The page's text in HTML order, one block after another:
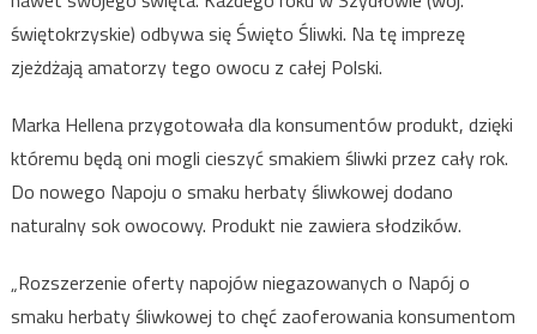
świętokrzyskie) odbywa się Święto Śliwki. Na tę imprezę
zjeżdżają amatorzy tego owocu z całej Polski.
Marka Hellena przygotowała dla konsumentów produkt, dzięki
któremu będą oni mogli cieszyć smakiem śliwki przez cały rok.
Do nowego Napoju o smaku herbaty śliwkowej dodano
naturalny sok owocowy. Produkt nie zawiera słodzików.
„Rozszerzenie oferty napojów niegazowanych o Napój o
smaku herbaty śliwkowej to chęć zaoferowania konsumentom